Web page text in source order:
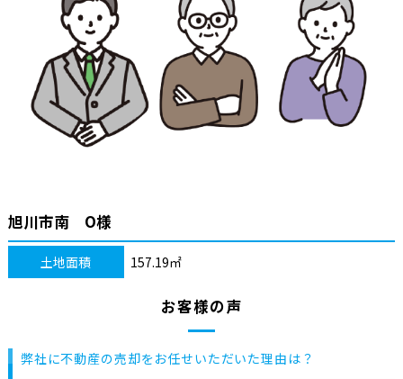
旭川市南 O様
土地面積 157.19㎡
お客様の声
弊社に不動産の売却をお任せいただいた理由は？